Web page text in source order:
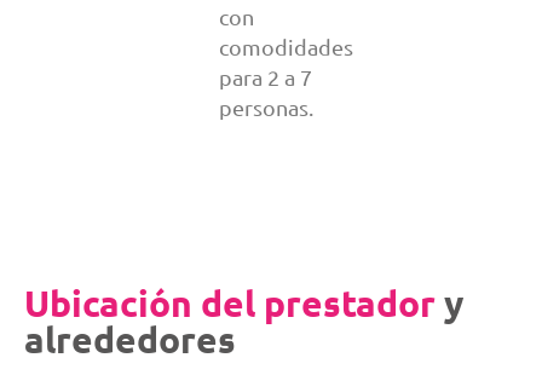
con
comodidades
para 2 a 7
personas.
Ubicación del prestadory
alrededores